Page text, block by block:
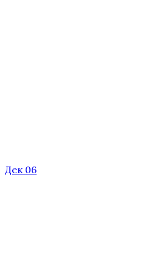
Дек 06